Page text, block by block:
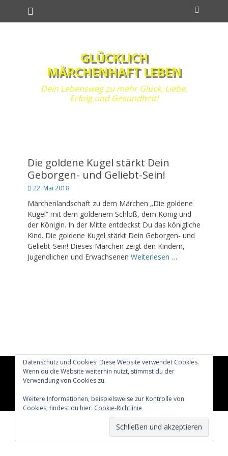
Inhalt
Primäres Menü
GLÜCKLICH
MÄRCHENHAFT LEBEN
Dein Lebensweg zu mehr Glück, Liebe,
Erfolg und Gesundheit!
Die goldene Kugel stärkt Dein
Geborgen- und Geliebt-Sein!
Posted
22. Mai 2018
Märchenlandschaft zu dem Märchen „Die goldene
Kugel“ mit dem goldenem Schloß, dem König und
der Königin. In der Mitte entdeckst Du das königliche
Kind. Die goldene Kugel stärkt Dein Geborgen- und
Geliebt-Sein! Dieses Märchen zeigt den Kindern,
Jugendlichen und Erwachsenen Weiterlesen …
Datenschutz und Cookies: Diese Website verwendet Cookies.
Wenn du die Website weiterhin nutzt, stimmst du der
Verwendung von Cookies zu.
Weitere Informationen, beispielsweise zur Kontrolle von
Cookies, findest du hier: Cookie-Richtlinie
Copyright © 2026 Glücklich märchenhaft leben All Rights
Reserved.
Catch Adaptive von